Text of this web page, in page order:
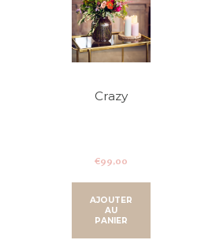
Crazy
€99,00
AJOUTER
AU
PANIER